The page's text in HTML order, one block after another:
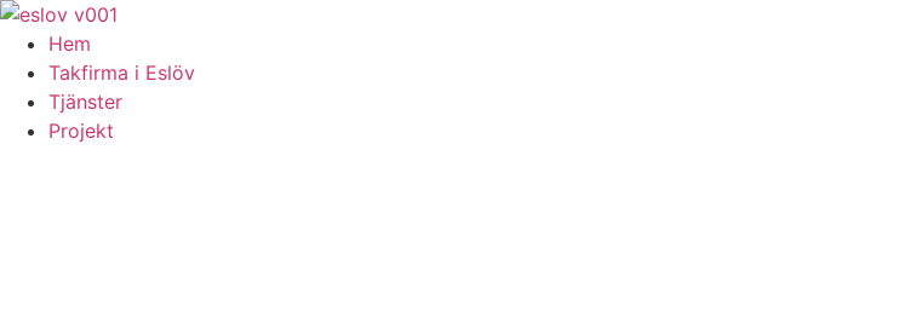
Skip
content
Hem
Takfirma i Eslöv
Tjänster
Projekt